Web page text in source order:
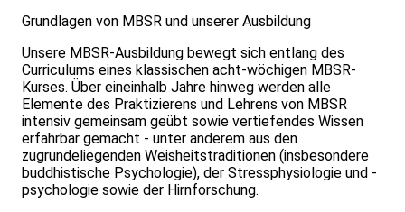
Grundlagen von MBSR und unserer Ausbildung
Unsere MBSR-Ausbildung bewegt sich entlang des
Curriculums eines klassischen acht-wöchigen MBSR-
Kurses. Über eineinhalb Jahre hinweg werden alle
Elemente des Praktizierens und Lehrens von MBSR
intensiv gemeinsam geübt sowie vertiefendes Wissen
erfahrbar gemacht - unter anderem aus den
zugrundeliegenden Weisheitstraditionen (insbesondere
buddhistische Psychologie), der Stressphysiologie und -
psychologie sowie der Hirnforschung.